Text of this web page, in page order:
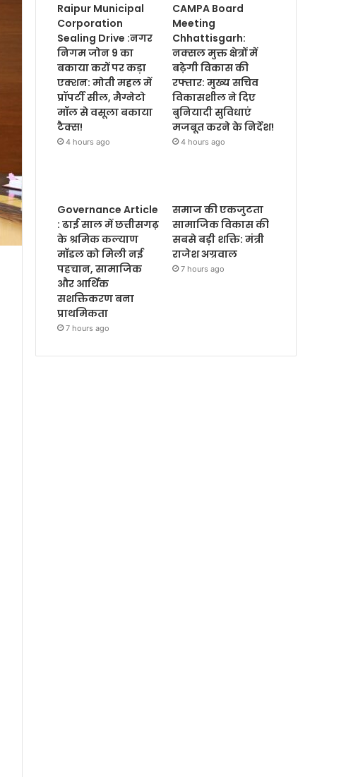
Raipur Municipal
Corporation
Sealing Drive :नगर
निगम जोन 9 का
बकाया करों पर कड़ा
एक्शन: मोती महल में
प्रॉपर्टी सील, मैग्नेटो
मॉल से वसूला बकाया
टैक्स!
4 hours ago
CAMPA Board
Meeting
Chhattisgarh:
नक्सल मुक्त क्षेत्रों में
बढ़ेगी विकास की
रफ्तार: मुख्य सचिव
विकासशील ने दिए
बुनियादी सुविधाएं
मजबूत करने के निर्देश!
4 hours ago
Governance Article
: ढाई साल में छत्तीसगढ़
के श्रमिक कल्याण
मॉडल को मिली नई
पहचान, सामाजिक
और आर्थिक
सशक्तिकरण बना
प्राथमिकता
7 hours ago
समाज की एकजुटता
सामाजिक विकास की
सबसे बड़ी शक्ति: मंत्री
राजेश अग्रवाल
7 hours ago